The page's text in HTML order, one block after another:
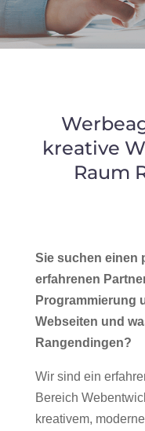
kreative
Raum
Sie suchen einen
erfahrenen
Programmierung
Webseiten und
Rangendingen?
Wir sind ein
Bereich
kreativem,